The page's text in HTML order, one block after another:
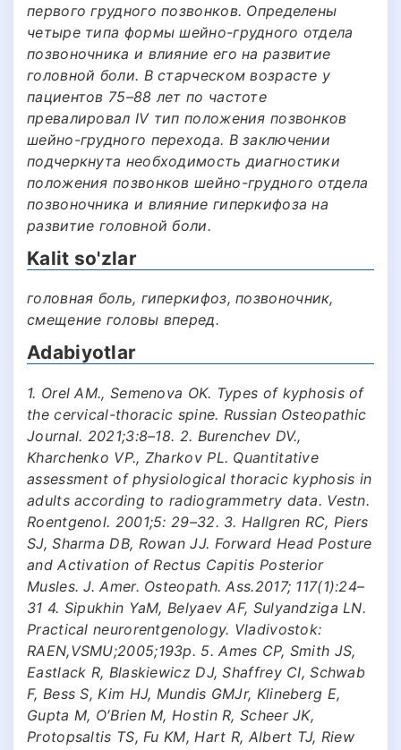
первого грудного позвонков. Определены
четыре типа формы шейно-грудного отдела
позвоночника и влияние его на развитие
головной боли. В старческом возрасте у
пациентов 75–88 лет по частоте
превалировал IV тип положения позвонков
шейно-грудного перехода. В заключении
подчеркнута необходимость диагностики
положения позвонков шейно-грудного отдела
позвоночника и влияние гиперкифоза на
развитие головной боли.
Kalit so'zlar
головная боль, гиперкифоз, позвоночник,
смещение головы вперед.
Adabiyotlar
1. Orel AM., Semenova OK. Types of kyphosis of
the cervical-thoracic spine. Russian Osteopathic
Journal. 2021;3:8–18. 2. Burenchev DV.,
Kharchenko VP., Zharkov PL. Quantitative
assessment of physiological thoracic kyphosis in
adults according to radiogrammetry data. Vestn.
Roentgenol. 2001;5: 29–32. 3. Hallgren RC, Piers
SJ, Sharma DB, Rowan JJ. Forward Head Posture
and Activation of Rectus Capitis Posterior
Musles. J. Amer. Osteopath. Ass.2017; 117(1):24–
31 4. Sipukhin YaM, Belyaev AF, Sulyandziga LN.
Practical neurorentgenology. Vladivostok:
RAEN,VSMU;2005;193p. 5. Ames CP, Smith JS,
Eastlack R, Blaskiewicz DJ, Shaffrey CI, Schwab
F, Bess S, Kim HJ, Mundis GMJr, Klineberg E,
Gupta M, O′Brien M, Hostin R, Scheer JK,
Protopsaltis TS, Fu KM, Hart R, Albert TJ, Riew